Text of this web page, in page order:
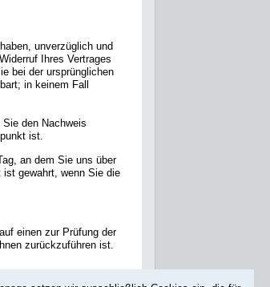
unverzüglich und
Ihres Vertrages
bei der ursprünglichen
in keinem Fall
den Nachweis
ist.
an dem Sie uns über
gewahrt, wenn Sie die
einen zur Prüfung der
zurückzuführen ist.